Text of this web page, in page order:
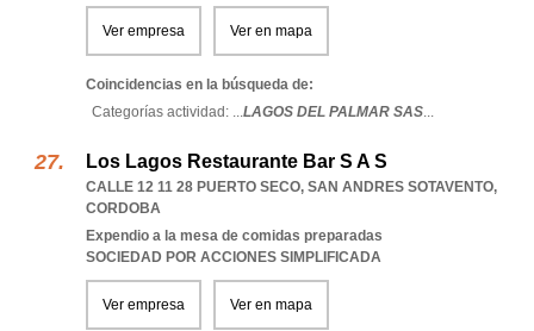
Ver empresa Ver en mapa
Coincidencias en la búsqueda de:
Categorías actividad: ...LAGOS DEL PALMAR SAS...
Los Lagos Restaurante Bar S A S
CALLE 12 11 28 PUERTO SECO, SAN ANDRES SOTAVENTO,
CORDOBA
Expendio a la mesa de comidas preparadas
SOCIEDAD POR ACCIONES SIMPLIFICADA
Ver empresa Ver en mapa